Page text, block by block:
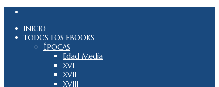
INICIO
TODOS LOS EBOOKS
ÉPOCAS
Edad Media
XVI
XVII
XVIII